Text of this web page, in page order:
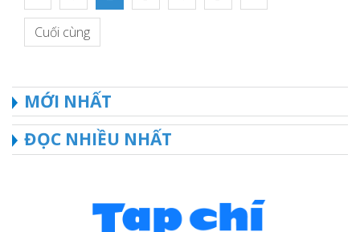
Cuối cùng
MỚI NHẤT
ĐỌC NHIỀU NHẤT